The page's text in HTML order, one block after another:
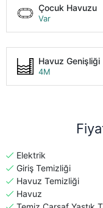
Çocuk Havuzu
Var
Havuz Genişliği
4M
Elektrik
Giriş Temizliği
Havuz Temizliği
Havuz